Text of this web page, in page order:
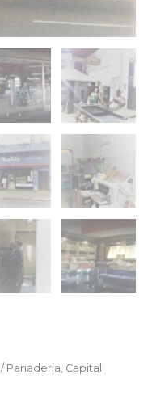
/ Panaderia, Capital